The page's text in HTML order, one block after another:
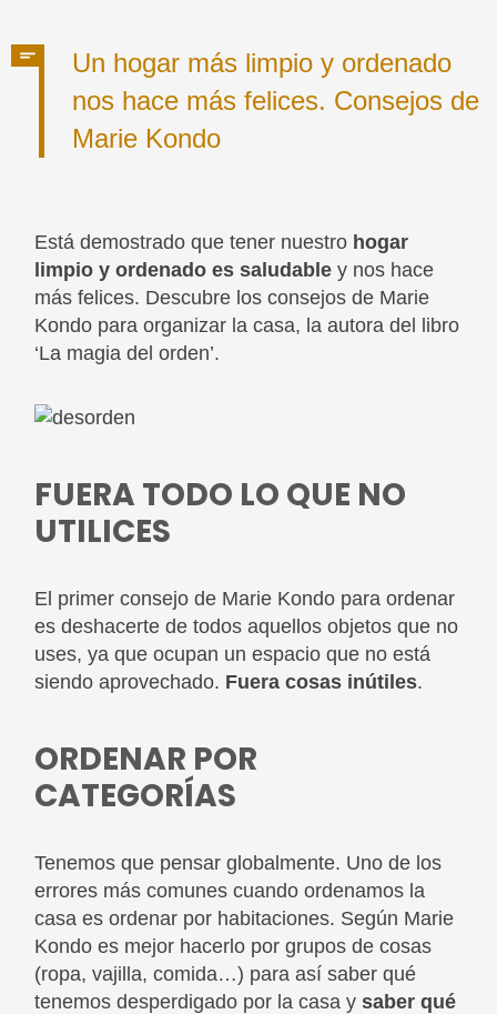
Un hogar más limpio y ordenado
nos hace más felices. Consejos de
Marie Kondo
Está demostrado que tener nuestro hogar
limpio y ordenado es saludable y nos hace
más felices. Descubre los consejos de Marie
Kondo para organizar la casa, la autora del libro
‘La magia del orden’.
FUERA TODO LO QUE NO
UTILICES
El primer consejo de Marie Kondo para ordenar
es deshacerte de todos aquellos objetos que no
uses, ya que ocupan un espacio que no está
siendo aprovechado. Fuera cosas inútiles.
ORDENAR POR
CATEGORÍAS
Tenemos que pensar globalmente. Uno de los
errores más comunes cuando ordenamos la
casa es ordenar por habitaciones. Según Marie
Kondo es mejor hacerlo por grupos de cosas
(ropa, vajilla, comida…) para así saber qué
tenemos desperdigado por la casa y saber qué